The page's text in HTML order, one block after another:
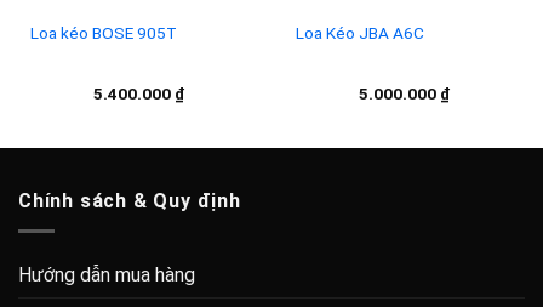
Loa kéo BOSE 905T
5.400.000 ₫
Loa Kéo JBA A6C
5.000.000 ₫
Chính sách & Quy định
Hướng dẫn mua hàng